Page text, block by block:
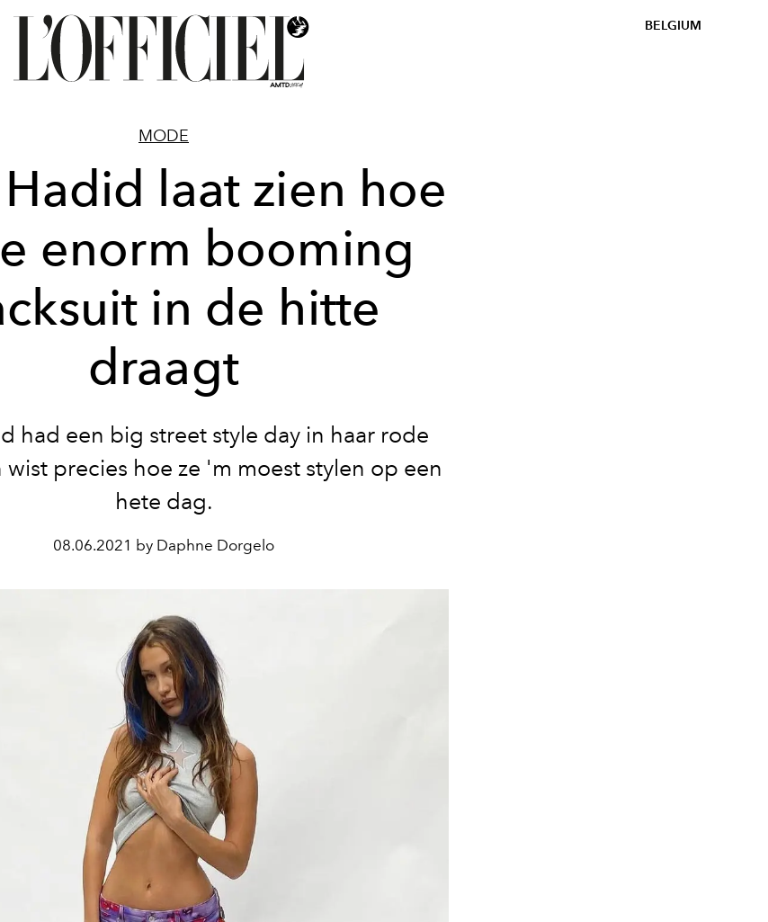
BELGIUM
MODE
laat zien hoe
enorm booming
in de hitte
draagt
had een big street style day in haar rode
wist precies hoe ze 'm moest stylen op een
hete dag.
08.06.2021 by Daphne Dorgelo